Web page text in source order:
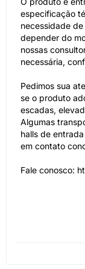
especificação
necessidade
depender do
nossas
necessária,
Pedimos sua
se o produto
escadas,
Algumas
halls de
em contato
Fale conosco: